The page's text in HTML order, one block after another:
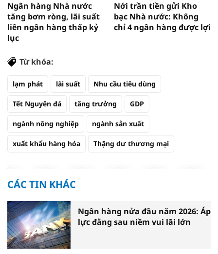
Ngân hàng Nhà nước
tăng bơm ròng, lãi suất
liên ngân hàng thấp kỷ
lục
Nới trần tiền gửi Kho
bạc Nhà nước: Không
chỉ 4 ngân hàng được lợi
Từ khóa:
lạm phát lãi suất Nhu cầu tiêu dùng
Tết Nguyên đá tăng trưởng GDP
ngành nông nghiệp ngành sản xuất
xuất khẩu hàng hóa Thặng dư thương mại
CÁC TIN KHÁC
Ngân hàng nửa đầu năm 2026: Áp
lực đằng sau niềm vui lãi lớn